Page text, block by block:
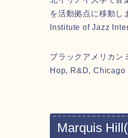
を活動拠点に移動
Institute of Jazz
ブラックアメリカ
Hop, R&D, Chicago
Marquis